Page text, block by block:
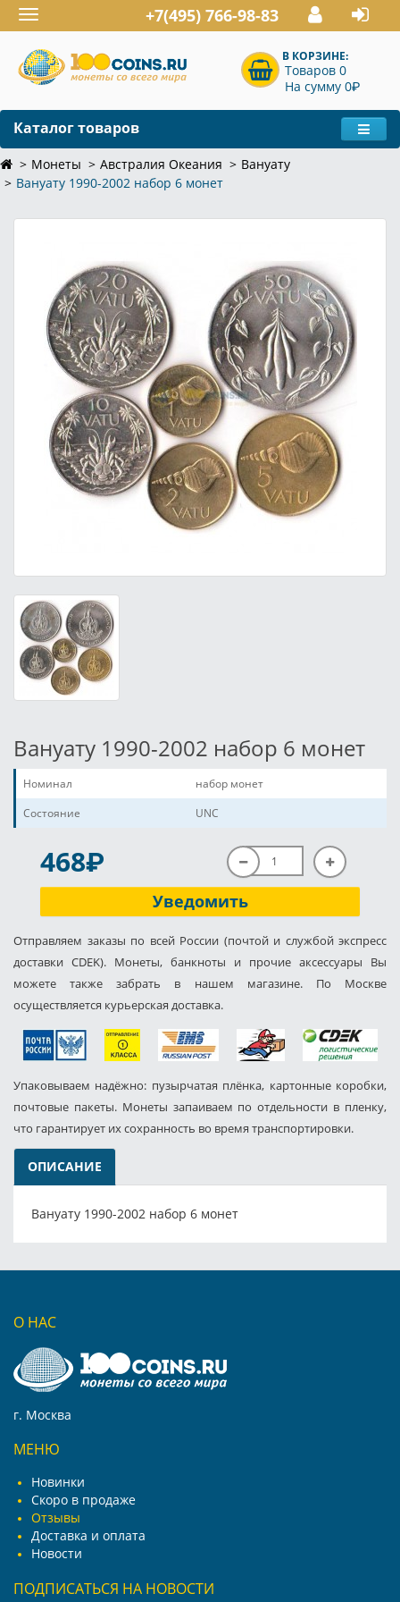
Toggle
navigation
+7(495) 766-98-83
В КОРЗИНЕ:
Товаров 0
На сумму 0P
Каталог товаров
Монеты Австралия Океания
Вануату
Вануату 1990-2002 набор 6 монет
Вануату 1990-2002 набор 6 монет
Номинал
набор монет
Состояние
UNC
468P
Уведомить
Отправляем заказы по всей России (почтой и службой экспресс
доставки CDEK). Монеты, банкноты и прочие аксессуары Вы
можете также забрать в нашем магазине. По Москве
осуществляется курьерская доставка.
Упаковываем надёжно: пузырчатая плёнка, картонные коробки,
почтовые пакеты. Монеты запаиваем по отдельности в пленку,
что гарантирует их сохранность во время транспортировки.
ОПИСАНИЕ
Вануату 1990-2002 набор 6 монет
О НАС
г. Москва
МЕНЮ
Новинки
Скоро в продаже
Отзывы
Доставка и оплата
Новости
ПОДПИСАТЬСЯ НА НОВОСТИ